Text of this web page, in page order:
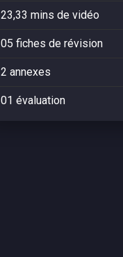
23,33 mins de vidéo
05 fiches de révision
2 annexes
01 évaluation